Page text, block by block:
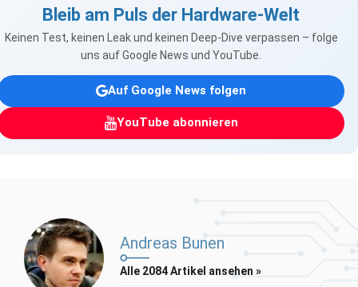
Bleib am Puls der Hardware-Welt
Keinen Test, keinen Leak und keinen Deep-Dive verpassen – folge
uns auf Google News und YouTube.
Auf Google News folgen
YouTube abonnieren
Andreas Bunen
Alle 2084 Artikel ansehen »